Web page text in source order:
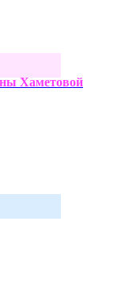
Хаметовой